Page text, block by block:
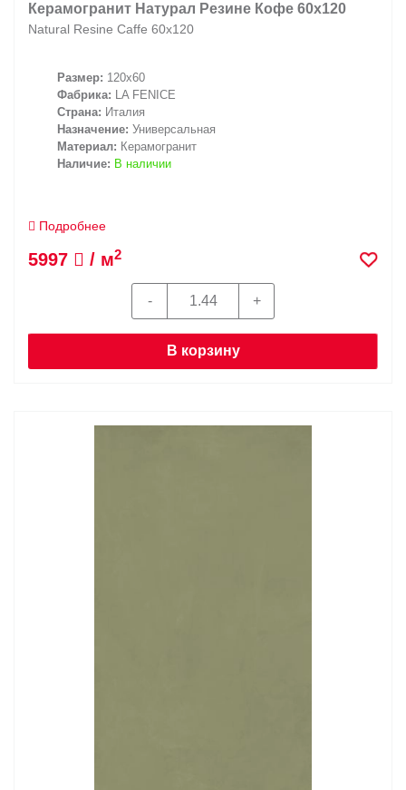
Керамогранит Натурал Резине Кофе 60х120
Natural Resine Caffe 60х120
Размер: 120x60
Фабрика: LA FENICE
Страна: Италия
Назначение: Универсальная
Материал: Керамогранит
Наличие: В наличии
Подробнее
5997 / м2
В корзину